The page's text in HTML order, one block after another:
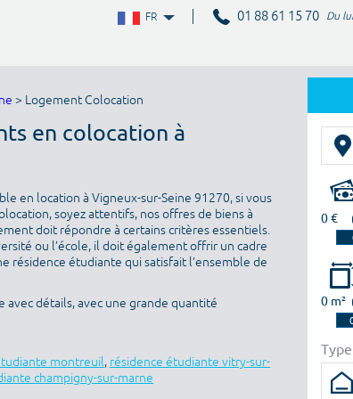
FR 01 88 61 15 70 Du
0 €
0 m²
> Logement Colocation
en colocation à
en location à Vigneux-sur-Seine 91270, si vous
soyez attentifs, nos offres de biens à
doit répondre à certains critères essentiels.
ou l’école, il doit également offrir un cadre
résidence étudiante qui satisfait l’ensemble de
avec détails, avec une grande quantité
montreuil, résidence étudiante vitry-sur-
champigny-sur-marne